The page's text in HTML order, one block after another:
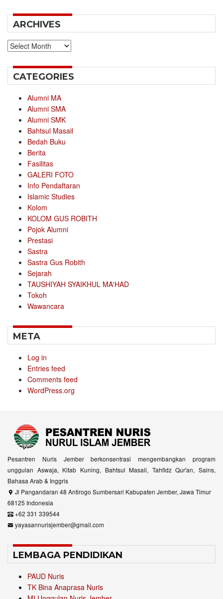
ARCHIVES
Archives
CATEGORIES
Alumni MA
Alumni SMA
Alumni SMK
Bahtsul Masail
Bedah Buku
Berita
Fasilitas
GALERI FOTO
Info Pendaftaran
Islamic Studies
Kolom
KOLOM GUS ROBITH
Pojok Alumni
Prestasi
Sastra
Sastra Gus Robith
Sejarah
TAUSHIYAH SYAIKHUL MA'HAD
Tokoh
Wawancara
META
Log in
Entries feed
Comments feed
WordPress.org
Pesantren Nuris Jember berkonsentrasi mengembangkan program
unggulan Aswaja, Kitab Kuning, Bahtsul Masail, Tahfidz Qur'an, Sains,
Bahasa Arab & Inggris
Jl Pangandaran 48 Antirogo Sumbersari Kabupaten Jember, Jawa Timur
68125 Indonesia
+62 331 339544
yayasannurisjember@gmail.com
LEMBAGA PENDIDIKAN
PAUD Nuris
TK Bina Anaprasa Nuris